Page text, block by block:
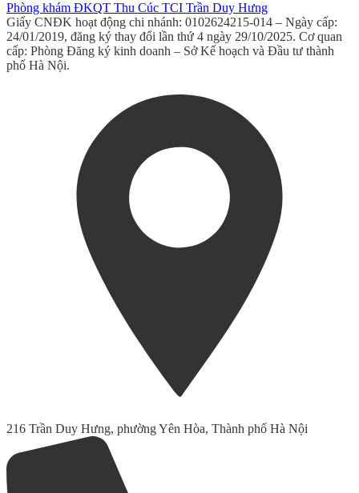
Phòng khám ĐKQT Thu Cúc TCI Trần Duy Hưng
Giấy CNĐK hoạt động chi nhánh: 0102624215-014 – Ngày cấp:
24/01/2019, đăng ký thay đổi lần thứ 4 ngày 29/10/2025. Cơ quan
cấp: Phòng Đăng ký kinh doanh – Sở Kế hoạch và Đầu tư thành
phố Hà Nội.
216 Trần Duy Hưng, phường Yên Hòa, Thành phố Hà Nội